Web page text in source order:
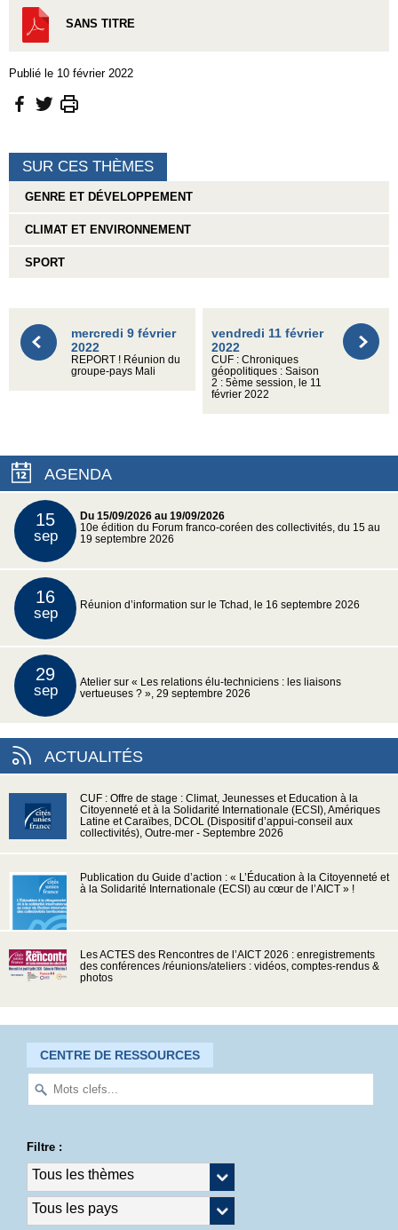
SANS TITRE
Publié le 10 février 2022
SUR CES THÈMES
GENRE ET DÉVELOPPEMENT
CLIMAT ET ENVIRONNEMENT
SPORT
mercredi 9 février
2022
REPORT ! Réunion du
groupe-pays Mali
vendredi 11 février
2022
CUF : Chroniques
géopolitiques : Saison
2 : 5ème session, le 11
février 2022
AGENDA
15
sep
Du 15/09/2026 au 19/09/2026
10e édition du Forum franco-coréen des collectivités, du 15 au
19 septembre 2026
16
sep Réunion d’information sur le Tchad, le 16 septembre 2026
29
sep
Atelier sur « Les relations élu-techniciens : les liaisons
vertueuses ? », 29 septembre 2026
ACTUALITÉS
CUF : Offre de stage : Climat, Jeunesses et Education à la
Citoyenneté et à la Solidarité Internationale (ECSI), Amériques
Latine et Caraïbes, DCOL (Dispositif d’appui-conseil aux
collectivités), Outre-mer - Septembre 2026
Publication du Guide d’action : « L’Éducation à la Citoyenneté et
à la Solidarité Internationale (ECSI) au cœur de l’AICT » !
Les ACTES des Rencontres de l’AICT 2026 : enregistrements
des conférences /réunions/ateliers : vidéos, comptes-rendus &
photos
CENTRE DE RESSOURCES
Filtre :